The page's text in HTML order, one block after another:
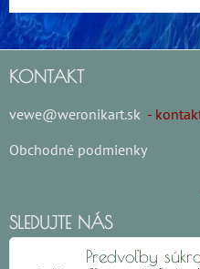
KONTAKT
vewe@weronikart.sk -
Obchodné podmienky
SLEDUJTE NÁS
Predvoľby